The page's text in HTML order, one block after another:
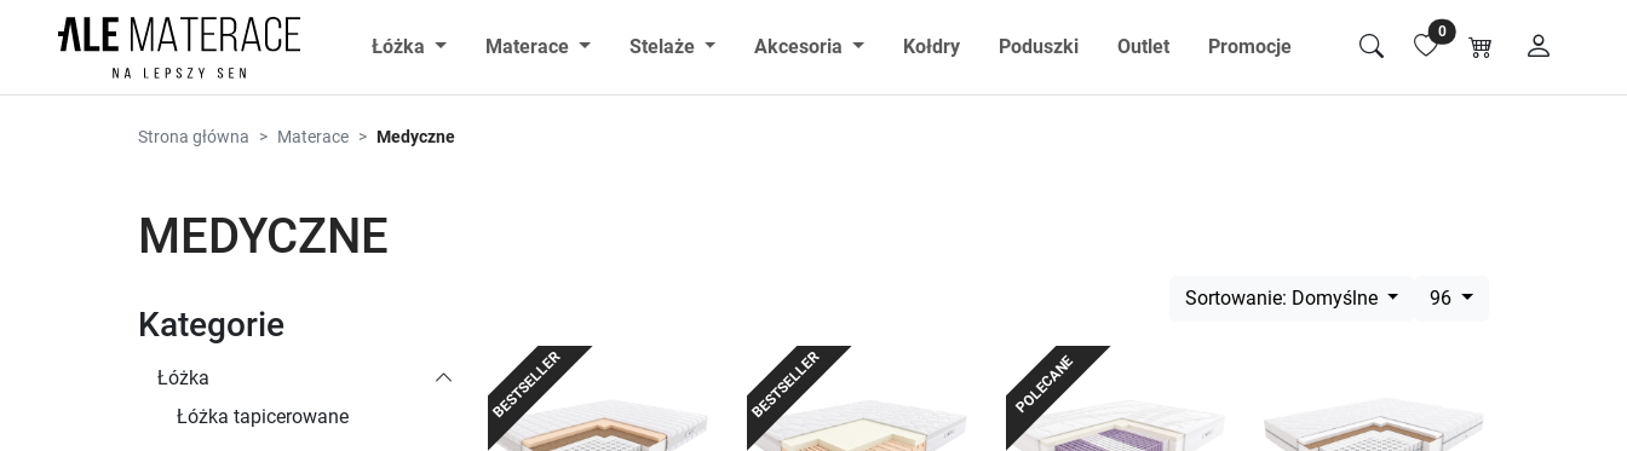
Przejdź do zawartości
Łóżka
Materace Stelaże Akcesoria Kołdry Poduszki Outlet Promocje
0
Strona główna Materace Medyczne
MEDYCZNE
Kategorie
Łóżka
Łóżka tapicerowane
Sortowanie: Domyślne 96
BESTSELLER BESTSELLER POLECANE